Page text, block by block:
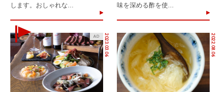
します。おしゃれな... 味を深める酢を使...
2023.03.06
AD 2022.08.06